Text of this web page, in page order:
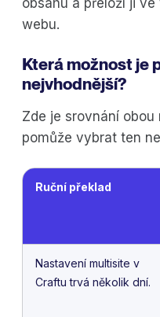
webu.
Která možnost je
nejvhodnější?
Zde je srovnání
pomůže vybrat ten
Ruční překlad
Nastavení multisite v
Craftu trvá několik dní.